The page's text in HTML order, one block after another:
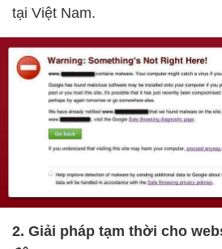
tại Việt Nam.
2. Giải pháp tạm thời cho